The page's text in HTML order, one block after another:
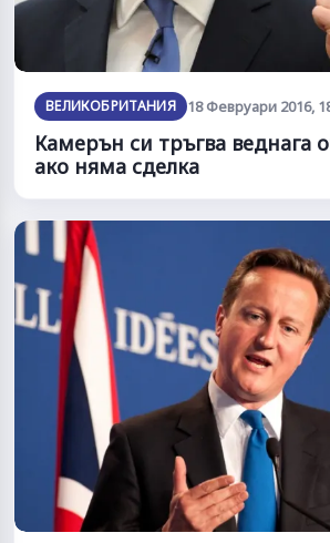
ВЕЛИКОБРИТАНИЯ 18 Февруари 2016,
Камерън си тръгва веднага
ако няма сделка